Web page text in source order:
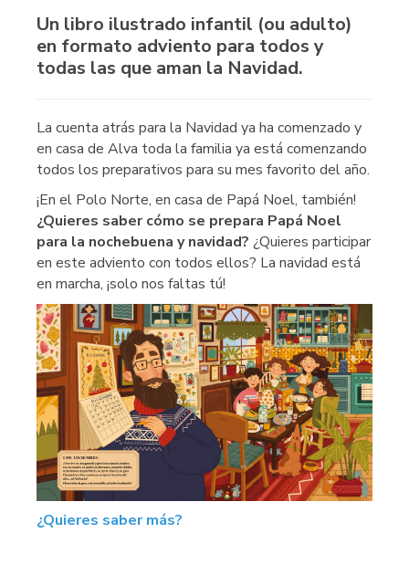
Un libro ilustrado infantil (ou adulto)
en formato adviento para todos y
todas las que aman la Navidad.
La cuenta atrás para la Navidad ya ha comenzado y
en casa de Alva toda la familia ya está comenzando
todos los preparativos para su mes favorito del año.
¡En el Polo Norte, en casa de Papá Noel, también!
¿Quieres saber cómo se prepara Papá Noel
para la nochebuena y navidad? ¿Quieres participar
en este adviento con todos ellos? La navidad está
en marcha, ¡solo nos faltas tú!
¿Quieres saber más?